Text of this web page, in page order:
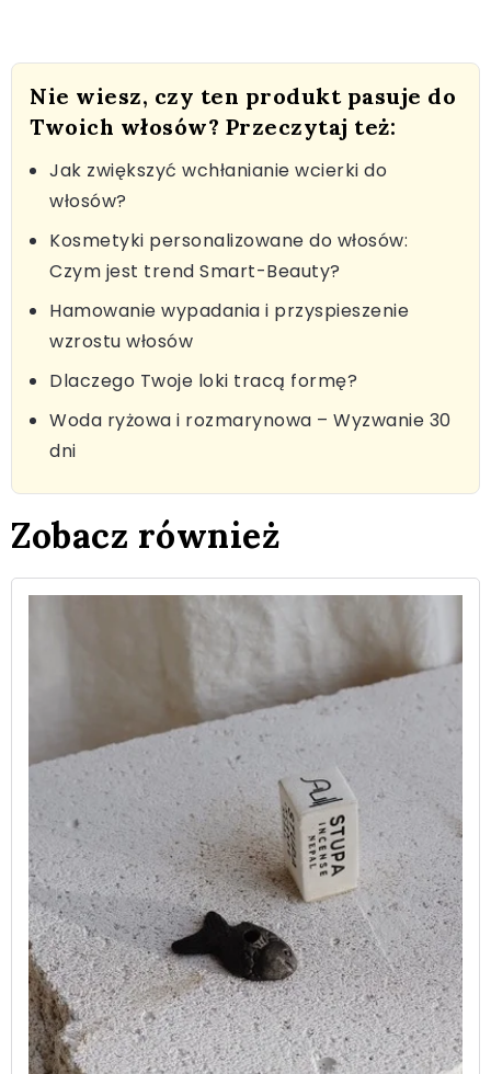
Nie wiesz, czy ten produkt pasuje do
Twoich włosów? Przeczytaj też:
Jak zwiększyć wchłanianie wcierki do
włosów?
Kosmetyki personalizowane do włosów:
Czym jest trend Smart-Beauty?
Hamowanie wypadania i przyspieszenie
wzrostu włosów
Dlaczego Twoje loki tracą formę?
Woda ryżowa i rozmarynowa – Wyzwanie 30
dni
Zobacz również